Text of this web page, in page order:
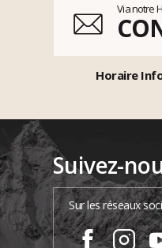
Via notre
Horaire
Suivez-
Sur les réseaux